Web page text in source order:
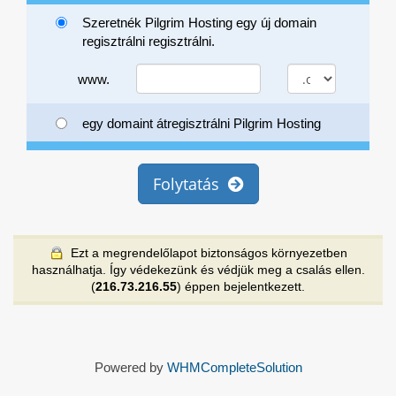
Szeretnék Pilgrim Hosting egy új domain
regisztrálni regisztrálni.
www.
egy domaint átregisztrálni Pilgrim Hosting
Folytatás
Ezt a megrendelőlapot biztonságos környezetben
használhatja. Így védekezünk és védjük meg a csalás ellen.
(216.73.216.55) éppen bejelentkezett.
Powered by WHMCompleteSolution